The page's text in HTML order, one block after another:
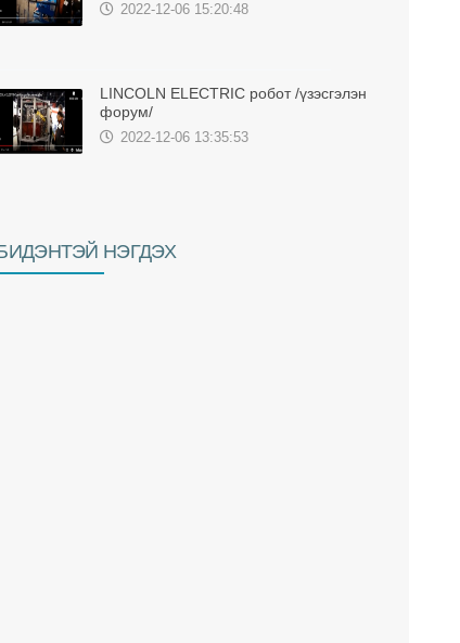
2022-12-06 15:20:48
LINCOLN ELECTRIC робот /үзэсгэлэн
форум/
2022-12-06 13:35:53
НЭГДЭХ